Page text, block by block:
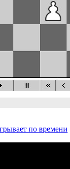
по времени